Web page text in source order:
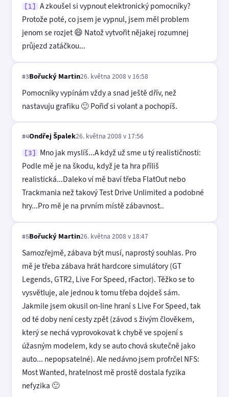
[1]
A zkoušel si vypnout elektronický pomocníky?
Protože poté, co jsem je vypnul, jsem měl problem
jenom se rozjet 😄 Natož vytvořit nějakej rozumnej
průjezd zatáčkou...
#3Bořucký Martin26. května 2008 v 16:58
Pomocníky vypínám vždy a snad ještě dřív, než
nastavuju grafiku 🙂 Pořiď si volant a pochopíš.
#4Ondřej Špalek26. května 2008 v 17:56
[3]
Mno jak myslíš...A když už sme u tý realističnosti:
Podle mě je na škodu, když je ta hra příliš
realistická...Daleko ví mě baví třeba FlatOut nebo
Trackmania než takový Test Drive Unlimited a podobné
hry...Pro mě je na prvním místě zábavnost..
#5Bořucký Martin26. května 2008 v 18:47
Samozřejmě, zábava být musí, naprostý souhlas. Pro
mě je třeba zábava hrát hardcore simulátory (GT
Legends, GTR2, Live For Speed, rFactor). Těžko se to
vysvětluje, ale jednou k tomu třeba dojdeš sám.
Jakmile jsem okusil on-line hraní s Live For Speed, tak
od té doby není cesty zpět (závod s živým člověkem,
který se nechá vyprovokovat k chybě ve spojení s
úžasným modelem, kdy se auto chová skutečně jako
auto... nepopsatelné). Ale nedávno jsem profrčel NFS:
Most Wanted, hratelnost mě prostě dostala fyzika
nefyzika 🙂